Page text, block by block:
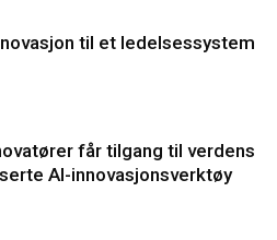
til et ledelsessystem
får tilgang til verdens
AI-innovasjonsverktøy